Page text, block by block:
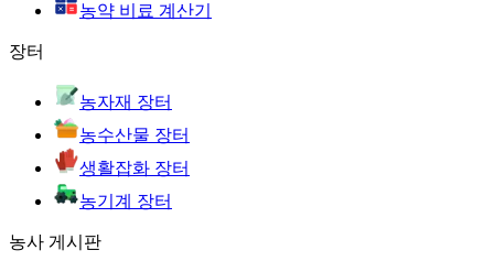
농약 비료 계산기
장터
농자재 장터
농수산물 장터
생활잡화 장터
농기계 장터
농사 게시판